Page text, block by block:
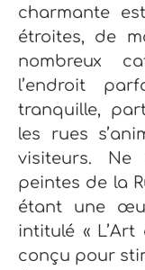
charmante
étroites, de
nombreux
l’endroit
tranquille,
les rues
visiteurs.
peintes de la
étant une
intitulé «
conçu pour